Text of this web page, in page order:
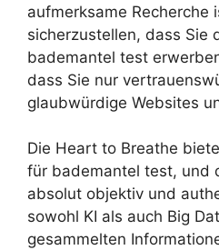
aufmerksame Recherche
sicherzustellen, dass Sie
bademantel test
dass Sie nur
glaubwürdige Websites
Die Heart to Breathe
für bademantel test, und
absolut objektiv und
sowohl KI als auch Big
gesammelten